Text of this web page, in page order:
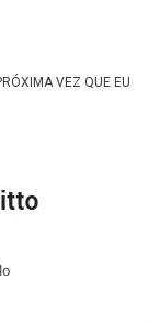
VEZ QUE EU